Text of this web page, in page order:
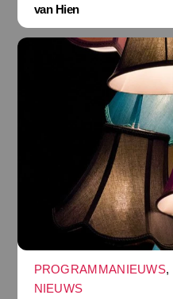
van Hien
PROGRAMMANIEUWS,
NIEUWS